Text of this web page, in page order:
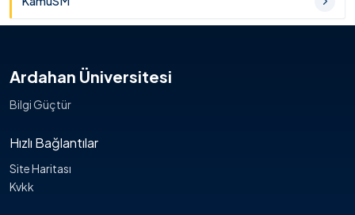
Ardahan Üniversitesi
Bilgi Güçtür
Hızlı Bağlantılar
Site Haritası
Kvkk